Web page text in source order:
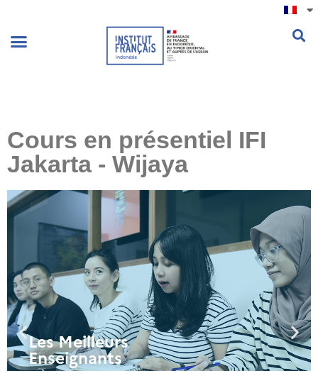
Cours en présentiel IFI
Jakarta - Wijaya
Les Meilleurs
Enseignants